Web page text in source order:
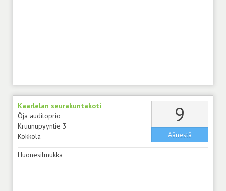
Kaarlelan seurakuntakoti
Öja auditoprio
Kruunupyyntie 3
Kokkola
9
Äänestä
Huonesilmukka